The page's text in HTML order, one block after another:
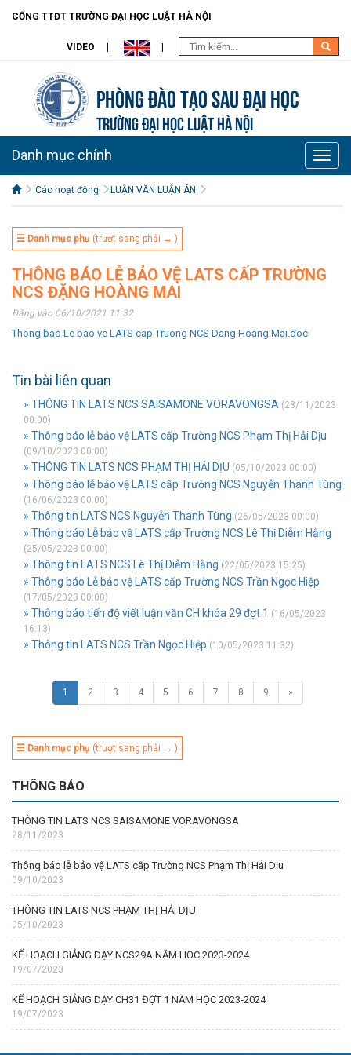
CỔNG TTĐT TRƯỜNG ĐẠI HỌC LUẬT HÀ NỘI
VIDEO
Phòng Đào tạo Sau đại học
TRƯỜNG ĐẠI HỌC LUẬT HÀ NỘI
Toggle
Danh mục chính
Các hoạt động LUẬN VĂN LUẬN ÁN
☰ Danh mục phụ (trượt sang phải → )
THÔNG BÁO LỄ BẢO VỆ LATS CẤP TRƯỜNG
NCS ĐẶNG HOÀNG MAI
Đăng vào 06/10/2021 11:32
Thong bao Le bao ve LATS cap Truong NCS Dang Hoang Mai.doc
Tin bài liên quan
» THÔNG TIN LATS NCS SAISAMONE VORAVONGSA (28/11/2023
00:00)
» Thông báo lễ bảo vệ LATS cấp Trường NCS Phạm Thị Hải Dịu
(09/10/2023 00:00)
» THÔNG TIN LATS NCS PHẠM THỊ HẢI DỊU (05/10/2023 00:00)
» Thông báo lễ bảo vệ LATS cấp Trường NCS Nguyễn Thanh Tùng
(16/06/2023 00:00)
» Thông tin LATS NCS Nguyễn Thanh Tùng (26/05/2023 00:00)
» Thông báo Lễ bảo vệ LATS cấp Trường NCS Lê Thị Diễm Hằng
(25/05/2023 00:00)
» Thông tin LATS NCS Lê Thị Diễm Hằng (22/05/2023 15:25)
» Thông báo Lễ bảo vệ LATS cấp Trường NCS Trần Ngọc Hiệp
(17/05/2023 00:00)
» Thông báo tiến độ viết luận văn CH khóa 29 đợt 1 (16/05/2023
16:13)
» Thông tin LATS NCS Trần Ngọc Hiệp (10/05/2023 11:32)
1 2 3 4 5 6 7 8 9 »
☰ Danh mục phụ (trượt sang phải → )
THÔNG BÁO
THÔNG TIN LATS NCS SAISAMONE VORAVONGSA
28/11/2023
Thông báo lễ bảo vệ LATS cấp Trường NCS Phạm Thị Hải Dịu
09/10/2023
THÔNG TIN LATS NCS PHẠM THỊ HẢI DỊU
05/10/2023
KẾ HOẠCH GIẢNG DẠY NCS29A NĂM HỌC 2023-2024
19/07/2023
KẾ HOẠCH GIẢNG DẠY CH31 ĐỢT 1 NĂM HỌC 2023-2024
19/07/2023